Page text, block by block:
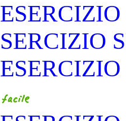
SERCIZIO